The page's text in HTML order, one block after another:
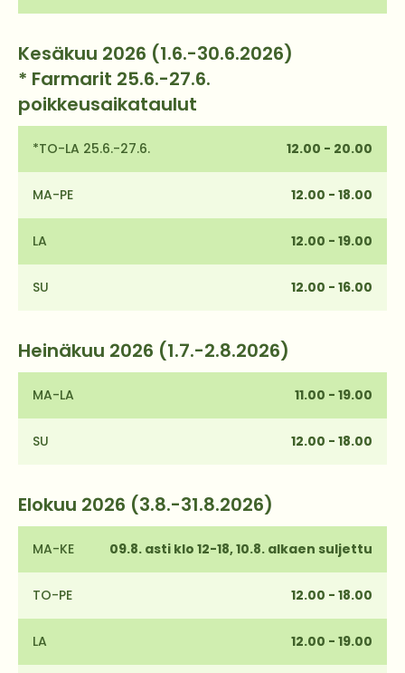
Kesäkuu 2026 (1.6.-30.6.2026)
* Farmarit 25.6.-27.6.
poikkeusaikataulut
*TO-LA 25.6.-27.6. 12.00 - 20.00
MA-PE 12.00 - 18.00
LA 12.00 - 19.00
SU 12.00 - 16.00
Heinäkuu 2026 (1.7.-2.8.2026)
MA-LA 11.00 - 19.00
SU 12.00 - 18.00
Elokuu 2026 (3.8.-31.8.2026)
MA-KE 09.8. asti klo 12-18, 10.8. alkaen suljettu
TO-PE 12.00 - 18.00
LA 12.00 - 19.00